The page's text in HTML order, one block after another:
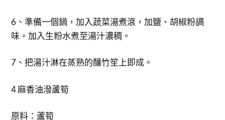
6、準備一個鍋，加入蔬菜湯煮滾，加鹽、胡椒粉調
味。加入生粉水煮至湯汁濃稠。
7、把湯汁淋在蒸熟的釀竹笙上即成。
4 麻香油潑蘆筍
原料：蘆筍